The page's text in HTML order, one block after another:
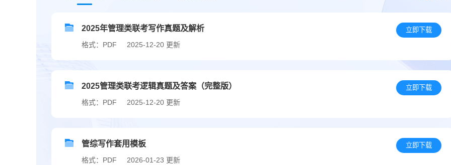
2025年管理类联考写作真题及解析
格式：PDF 2025-12-20 更新
立即下载
2025管理类联考逻辑真题及答案（完整版）
格式：PDF 2025-12-20 更新
立即下载
管综写作套用模板
格式：PDF 2026-01-23 更新
立即下载